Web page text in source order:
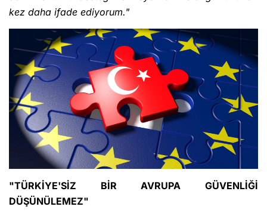
kez daha ifade ediyorum."
"TÜRKİYE'SİZ BİR AVRUPA GÜVENLİĞİ
DÜŞÜNÜLEMEZ"